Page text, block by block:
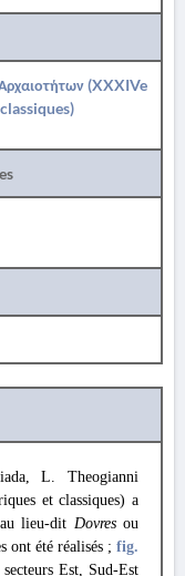
(XXXIVe
L. Theogianni
et classiques) a
lieu-dit Dovresou
ont été réalisés ; fig.
Est, Sud-Est